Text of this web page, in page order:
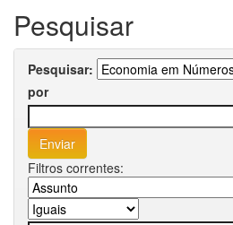
Pesquisar
Pesquisar:
por
Filtros correntes: